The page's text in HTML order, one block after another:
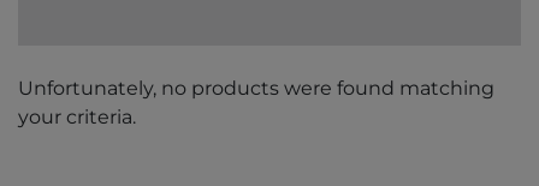
Unfortunately, no products were found matching
your criteria.